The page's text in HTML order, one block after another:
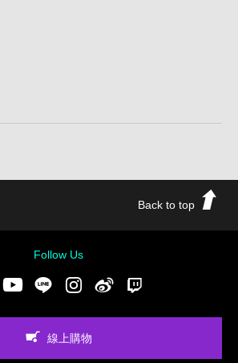
Back to top
Follow Us
FacebookYoutubeLINE Instgram新浪微博
線上購物